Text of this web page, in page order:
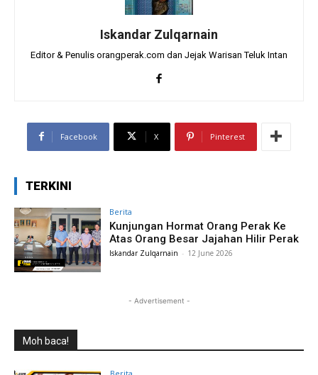
Iskandar Zulqarnain
Editor & Penulis orangperak.com dan Jejak Warisan Teluk Intan
Facebook X Pinterest
TERKINI
Berita
Kunjungan Hormat Orang Perak Ke
Atas Orang Besar Jajahan Hilir Perak
Iskandar Zulqarnain - 12 June 2026
- Advertisement -
Moh baca!